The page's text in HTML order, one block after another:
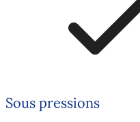
Sous pressions